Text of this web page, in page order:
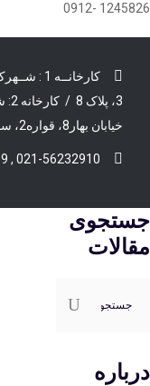
1245826 -0912
خیابان بهار8، قواره2، سمت راست
021-56232910 , 021-56232909
جستجوی
مقالات
برای:
درباره